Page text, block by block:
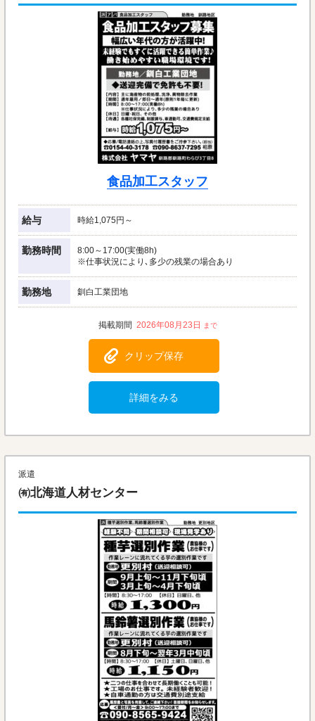
食品加工スタッフ
給与 時給1,075円～
勤務時間
8:00～17:00(実働8h)
※仕事状況により､多少の残業の場合あり
勤務地 釧白工業団地
2026年08月23日
クリップ保存
詳細をみる
派遣
㈲北海道人材センター